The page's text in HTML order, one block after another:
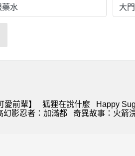
藥水 大
愛前輩】 狐狸在說什麼 Happy
幻影忍者：加滿都 奇異故事：火箭